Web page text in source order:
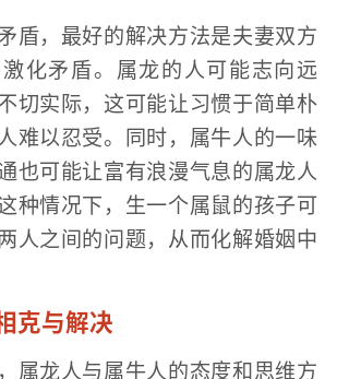
盾，最好的解决方法是夫妻双方
化矛盾。属龙的人可能志向远
切实际，这可能让习惯于简单朴
难以忍受。同时，属牛人的一味
也可能让富有浪漫气息的属龙人
种情况下，生一个属鼠的孩子可
人之间的问题，从而化解婚姻中
克与解决
属龙人与属牛人的态度和思维方